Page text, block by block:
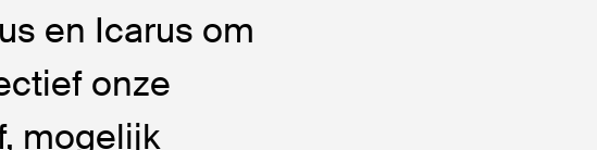
en Icarus om
onze
mogelijk